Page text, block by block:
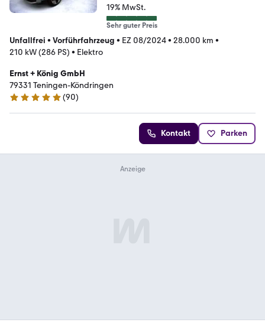
19% MwSt.
Sehr guter Preis
Unfallfrei • Vorführfahrzeug • EZ 08/2024• 28.000 km •
210 kW (286 PS) • Elektro
Ernst + König GmbH
79331 Teningen-Köndringen
4.8 Sterne
(90)
Kontakt Parken